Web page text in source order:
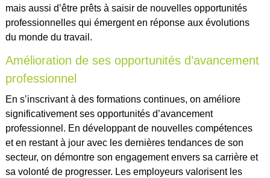
mais aussi d’être prêts à saisir de nouvelles opportunités
professionnelles qui émergent en réponse aux évolutions
du monde du travail.
Amélioration de ses opportunités d’avancement
professionnel
En s’inscrivant à des formations continues, on améliore
significativement ses opportunités d’avancement
professionnel. En développant de nouvelles compétences
et en restant à jour avec les dernières tendances de son
secteur, on démontre son engagement envers sa carrière et
sa volonté de progresser. Les employeurs valorisent les